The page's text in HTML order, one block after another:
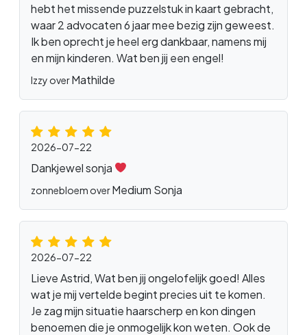
hebt het missende puzzelstuk in kaart gebracht,
waar 2 advocaten 6 jaar mee bezig zijn geweest.
Ik ben oprecht je heel erg dankbaar, namens mij
en mijn kinderen. Wat ben jij een engel!
Izzy overMathilde
2026-07-22
Dankjewel sonja
zonnebloem overMedium Sonja
2026-07-22
Lieve Astrid, Wat ben jij ongelofelijk goed! Alles
wat je mij vertelde begint precies uit te komen.
Je zag mijn situatie haarscherp en kon dingen
benoemen die je onmogelijk kon weten. Ook de